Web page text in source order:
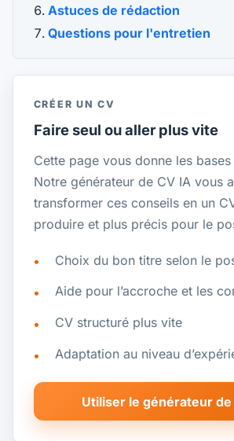
Astuces de rédaction
Questions pour l'entretien
CRÉER UN CV
Faire seul ou aller plus vite
Cette page vous donne les
Notre générateur de CV IA vous
transformer ces conseils en un
produire et plus précis pour le
Choix du bon titre selon le
Aide pour l’accroche et les
CV structuré plus vite
Adaptation au niveau
Utiliser le générateur de